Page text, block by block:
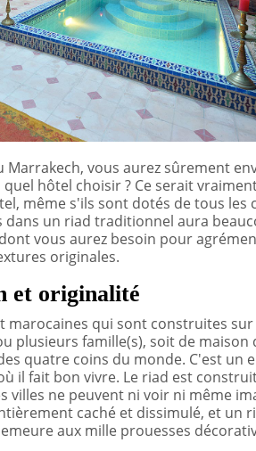
Marrakech, vous aurez sûrement
hôtel choisir ? Ce serait
même s'ils sont dotés de tous les
un riad traditionnel aura
vous aurez besoin pour
originales.
et originalité
qui sont construites
plusieurs famille(s), soit de
quatre coins du monde. C'est un
il fait bon vivre. Le riad est
villes ne peuvent ni voir ni même
caché et dissimulé, et un
aux mille prouesses